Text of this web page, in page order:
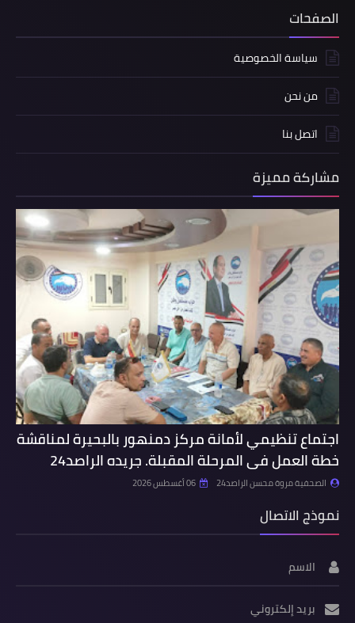
الصفحات
سياسة الخصوصية
من نحن
اتصل بنا
مشاركة مميزة
اجتماع تنظيمي لأمانة مركز دمنهور بالبحيرة لمناقشة
خطة العمل فى المرحلة المقبلة. جريده الراصد24
الصحفية مروة محسن الراصد24 06 أغسطس 2026
نموذج الاتصال
الاسم
بريد إلكتروني